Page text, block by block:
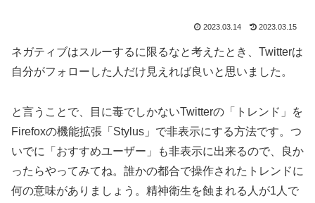
2023.03.14 2023.03.15
ネガティブはスルーするに限るなと考えたとき、Twitterは
自分がフォローした人だけ見えれば良いと思いました。
と言うことで、目に毒でしかないTwitterの「トレンド」を
Firefoxの機能拡張「Stylus」で非表示にする方法です。つ
いでに「おすすめユーザー」も非表示に出来るので、良か
ったらやってみてね。誰かの都合で操作されたトレンドに
何の意味がありましょう。精神衛生を蝕まれる人が1人で